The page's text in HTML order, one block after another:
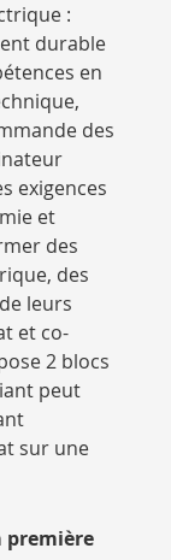
:
durable
en
des
exigences
et
des
des
leurs
et co-
2 blocs
peut
sur une
première